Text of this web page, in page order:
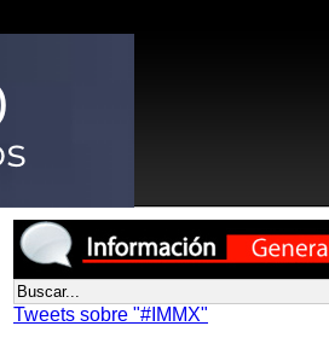
Tweets sobre "#IMMX"